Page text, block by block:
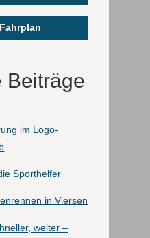
Beiträge
im Logo-
Sporthelfer
in Viersen
weiter –